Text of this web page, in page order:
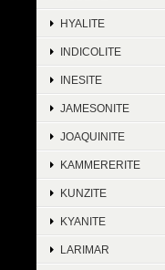
HYALITE
INDICOLITE
INESITE
JAMESONITE
JOAQUINITE
KAMMERERITE
KUNZITE
KYANITE
LARIMAR